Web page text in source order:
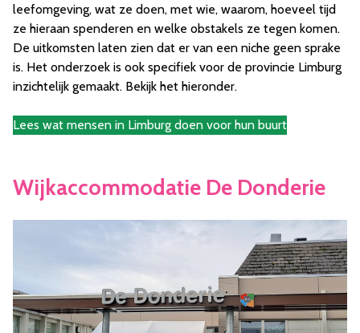
leefomgeving, wat ze doen, met wie, waarom, hoeveel tijd
ze hieraan spenderen en welke obstakels ze tegen komen.
De uitkomsten laten zien dat er van een niche geen sprake
is. Het onderzoek is ook specifiek voor de provincie Limburg
inzichtelijk gemaakt. Bekijk het hieronder.
Lees wat mensen in Limburg doen voor hun buurt
Wijkaccommodatie De Donderie